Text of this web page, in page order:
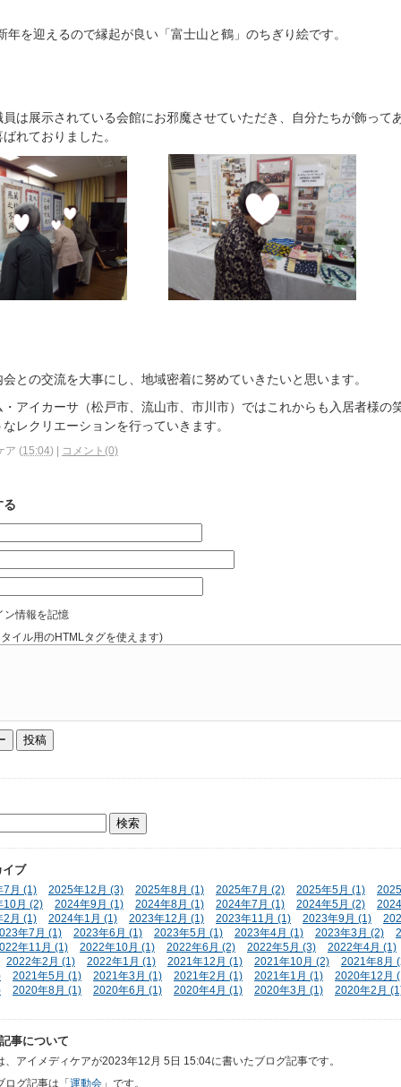
を迎えるので縁起が良い「富士山と鶴」のちぎり絵です。
は展示されている会館にお邪魔させていただき、自分たちが飾って
れておりました。
との交流を大事にし、地域密着に努めていきたいと思います。
アイカーサ（松戸市、流山市、市川市）ではこれからも入居者様の
レクリエーションを行っていきます。
ア (15:04) コメント(0)
る
ン情報を記憶
イル用のHTMLタグを使えます)
イブ
7月 (1) 2025年12月 (3) 2025年8月 (1) 2025年7月 (2) 2025年5月 (1)
10月 (2)
2024年9月 (1) 2024年8月 (1) 2024年7月 (1) 2024年5月 (2)
2月 (1)
2024年1月 (1) 2023年12月 (1) 2023年11月 (1) 2023年9月 (1)
年7月 (1)
2023年6月 (1) 2023年5月 (1) 2023年4月 (1) 2023年3月 (2)
年11月 (1)
2022年10月 (1) 2022年6月 (2) 2022年5月 (3) 2022年4月 (1)
2022年2月 (1)
2022年1月 (1) 2021年12月 (1) 2021年10月 (2) 2021年8月
2021年5月 (1) 2021年3月 (1) 2021年2月 (1) 2021年1月 (1) 2020年12月
2020年8月 (1) 2020年6月 (1) 2020年4月 (1) 2020年3月 (1) 2020年2月
事について
、アイメディケアが2023年12月 5日 15:04に書いたブログ記事です。
ログ記事は「運動会 」です。